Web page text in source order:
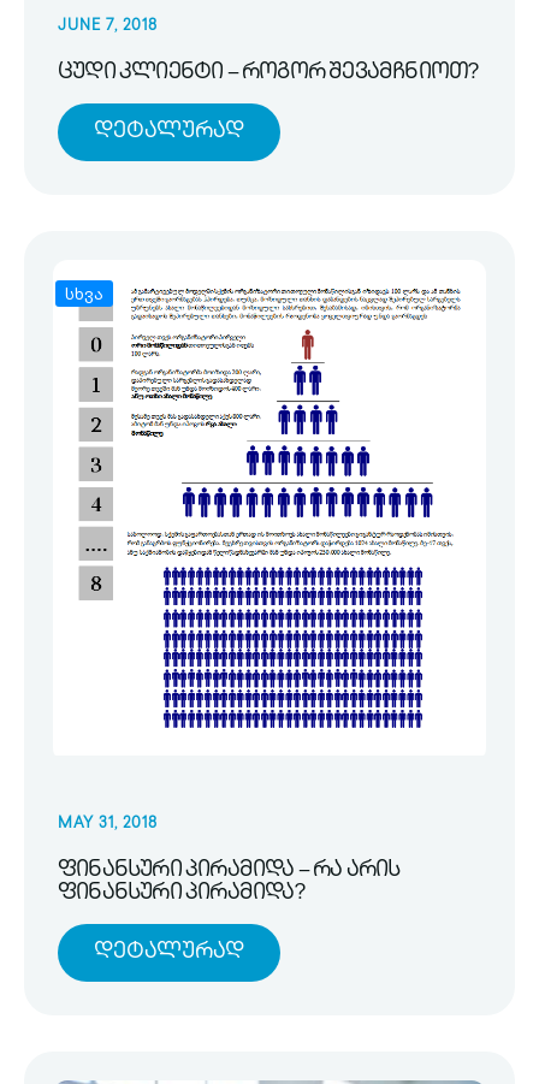
JUNE 7, 2018
ცუდი კლიენტი – როგორ შევამჩნიოთ?
Დეტალურად
სხვა
MAY 31, 2018
ფინანსური პირამიდა – რა არის
ფინანსური პირამიდა?
Დეტალურად